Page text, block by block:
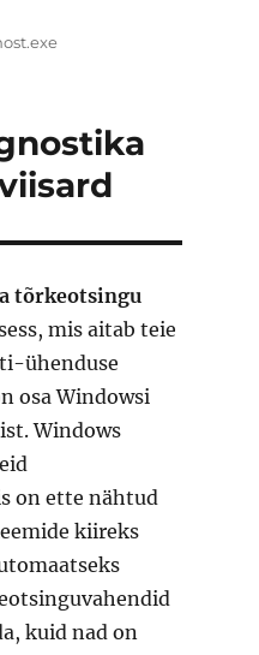
tõrkeotsingu
mis aitab teie
ühenduse
osa Windowsi
Windows
on ette nähtud
kiireks
kuid nad on